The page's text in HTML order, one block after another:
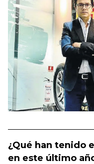
¿Qué han tenido
en este último